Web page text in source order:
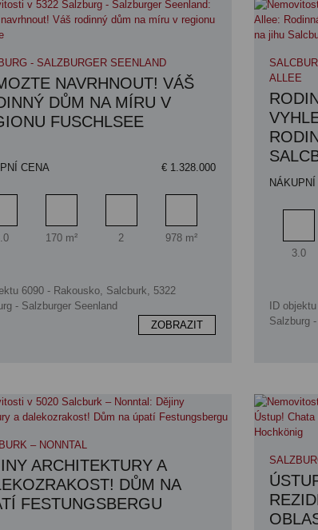
- SALZBURGER SEENLAND
NAVRHNOUT! VÁŠ
DŮM NA MÍRU V
FUSCHLSEE
CENA € 1.328.000
Pokoj
Obytný prostor
170 m²
Koupelna
2
Plocha pozemku
978 m²
6090 - Rakousko, Salcburk, 5322
- Salzburger Seenland
ZOBRAZIT
ALLEE
NÁKUPNÍ
Pokoj
3.0
ID
Salzburg
– NONNTAL
ARCHITEKTURY A
DŮM NA
FESTUNGSBERGU